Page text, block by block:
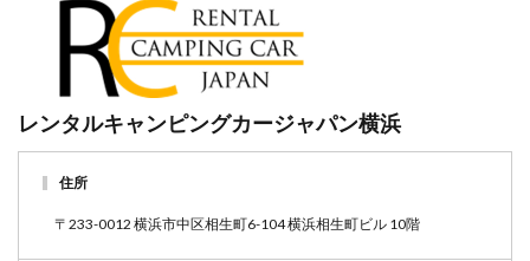
レンタルキャンピングカージャパン横浜
住所
〒233-0012 横浜市中区相生町6-104 横浜相生町ビル 10階